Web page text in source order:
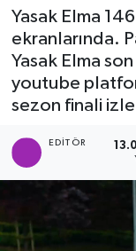
Yasak Elma
ekranlarında.
Yasak Elma
youtube
sezon finali
EDITÖR
EKONOMİ
GÜNDEM
MAGAZİN
SAĞLIK
EĞİTİM
Tüm
Son Dakika
Haber Arşivi